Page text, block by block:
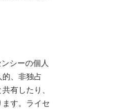
シーの個人
、非独占
有したり、
す。ライセ